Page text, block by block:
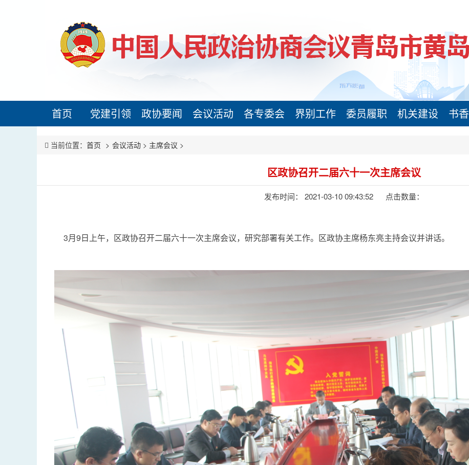
首页 党建引领 政协要闻 会议活动 各专委会 界别工作 委员履职 机关建设 书
当前位置： 首页 会议活动 > 主席会议 >
区政协召开二届六十一次主席会议
发布时间： 2021-03-10 09:43:52 点击数量：
3月9日上午，区政协召开二届六十一次主席会议，研究部署有关工作。区政协主席杨东亮主持会议并讲话。